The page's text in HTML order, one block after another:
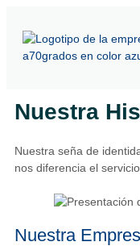
Nuestra
Nuestra seña de
nos diferencia el
Nuestra